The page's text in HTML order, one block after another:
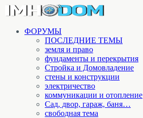
ФОРУМЫ
ПОСЛЕДНИЕ ТЕМЫ
земля и право
фундаменты и перекрытия
Стройка и Домовладение
стены и конструкции
электричество
коммуникации и отопление
Cад, двор, гараж, баня…
свободная тема